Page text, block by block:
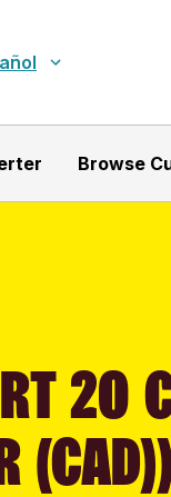
Browse
20